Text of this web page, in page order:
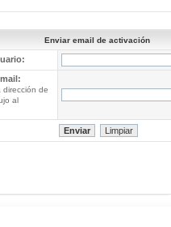
Enviar email de activación
dirección de
al